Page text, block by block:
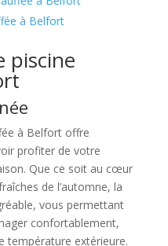
à Belfort
piscine
à Belfort offre
profiter de votre
Que ce soit au cœur
de l’automne, la
vous permettant
confortablement,
température extérieure.